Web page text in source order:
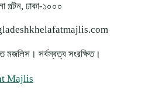
পল্টন, ঢাকা-১০০০
মজলিস। সর্বস্বত্ব সংরক্ষিত।